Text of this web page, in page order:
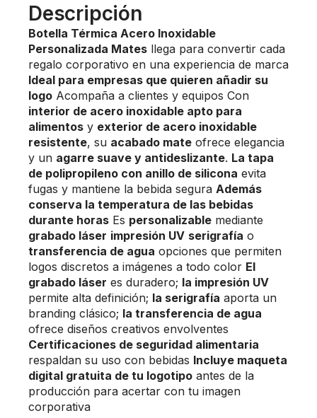
Descripción
Botella Térmica Acero Inoxidable
Personalizada Mates llega para convertir cada
regalo corporativo en una experiencia de marca
Ideal para empresas que quieren añadir su
logo Acompaña a clientes y equipos Con
interior de acero inoxidable apto para
alimentos y exterior de acero inoxidable
resistente, su acabado mate ofrece elegancia
y un agarre suave y antideslizante. La tapa
de polipropileno con anillo de silicona evita
fugas y mantiene la bebida segura Además
conserva la temperatura de las bebidas
durante horas Es personalizable mediante
grabado láser impresión UV serigrafía o
transferencia de agua opciones que permiten
logos discretos a imágenes a todo color El
grabado láser es duradero; la impresión UV
permite alta definición; la serigrafía aporta un
branding clásico; la transferencia de agua
ofrece diseños creativos envolventes
Certificaciones de seguridad alimentaria
respaldan su uso con bebidas Incluye maqueta
digital gratuita de tu logotipo antes de la
producción para acertar con tu imagen
corporativa